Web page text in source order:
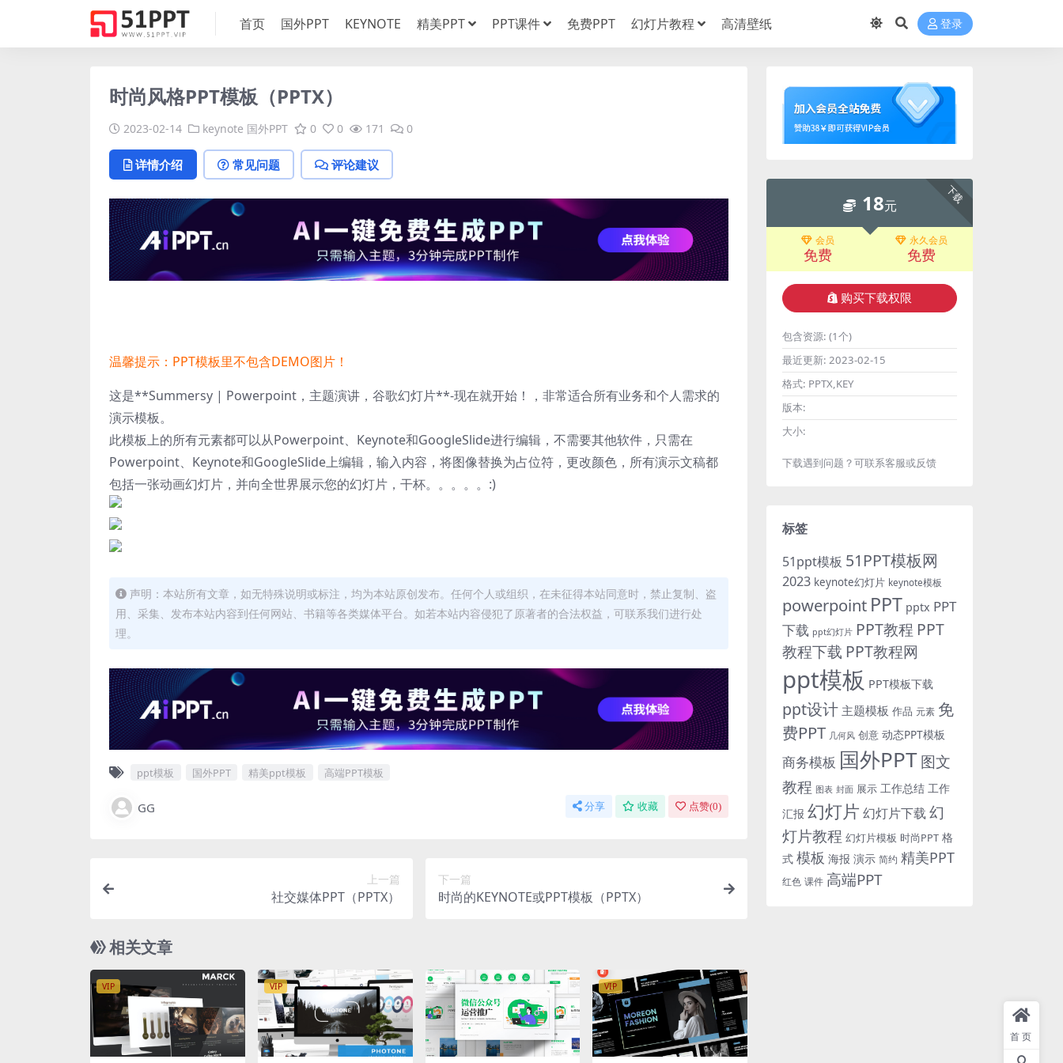
首页 国外PPT KEYNOTE 精美PPT PPT课件 免费PPT 幻灯片教程 高清壁纸 登录
时尚风格PPT模板（PPTX）
2023-02-14 keynote 国外PPT 0 0 171 0
详情介绍 常见问题 评论建议
温馨提示：PPT模板里不包含DEMO图片！
这是**Summersy | Powerpoint，主题演讲，谷歌幻灯片**-现在就开始！，非常适合所有业务和个人需求的
演示模板。
此模板上的所有元素都可以从Powerpoint、Keynote和GoogleSlide进行编辑，不需要其他软件，只需在
Powerpoint、Keynote和GoogleSlide上编辑，输入内容，将图像替换为占位符，更改颜色，所有演示文稿都
包括一张动画幻灯片，并向全世界展示您的幻灯片，干杯。。。。。:)
声明：本站所有文章，如无特殊说明或标注，均为本站原创发布。任何个人或组织，在未征得本站同意时，禁止复制、盗
用、采集、发布本站内容到任何网站、书籍等各类媒体平台。如若本站内容侵犯了原著者的合法权益，可联系我们进行处
理。
ppt模板 国外PPT 精美ppt模板 高端PPT模板
GG 分享 收藏 点赞(0)
上一篇
社交媒体PPT（PPTX）
下一篇
时尚的KEYNOTE或PPT模板（PPTX）
相关文章
VIP VIP VIP
下载
18元
会员
免费
永久会员
免费
购买下载权限
包含资源: (1个)
最近更新: 2023-02-15
格式: PPTX,KEY
版本:
大小:
下载遇到问题？可联系客服或反馈
标签
51ppt模板 51PPT模板网
2023 keynote幻灯片 keynote模板
powerpoint PPT pptx PPT
下载 ppt幻灯片 PPT教程 PPT
教程下载 PPT教程网
ppt模板 PPT模板下载
ppt设计 主题模板 作品 元素 免
费PPT 几何风 创意 动态PPT模板
商务模板 国外PPT图文
教程 图表 封面 展示 工作总结 工作
汇报 幻灯片 幻灯片下载 幻
灯片教程 幻灯片模板 时尚PPT 格
式 模板 海报 演示 简约 精美PPT
红色 课件 高端PPT
首页